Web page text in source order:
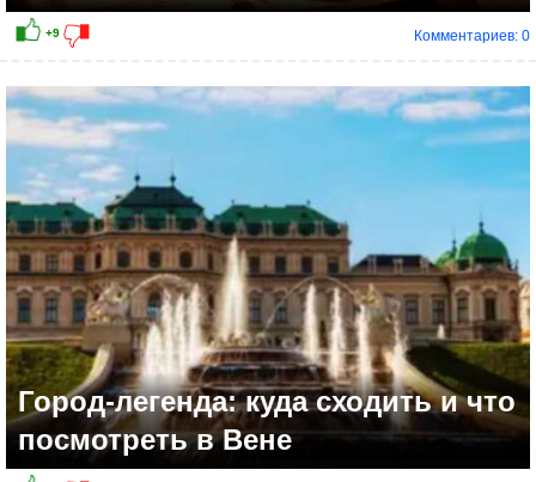
+11
Комментариев: 0
Город-легенда: куда сходить и что
посмотреть в Вене